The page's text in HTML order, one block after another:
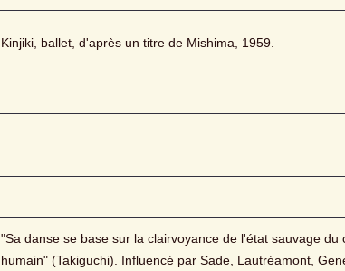
Kinjiki, ballet, d'après un titre de Mishima, 1959.
"Sa danse se base sur la clairvoyance de l'état sauvage du
humain" (Takiguchi). Influencé par Sade, Lautréamont,